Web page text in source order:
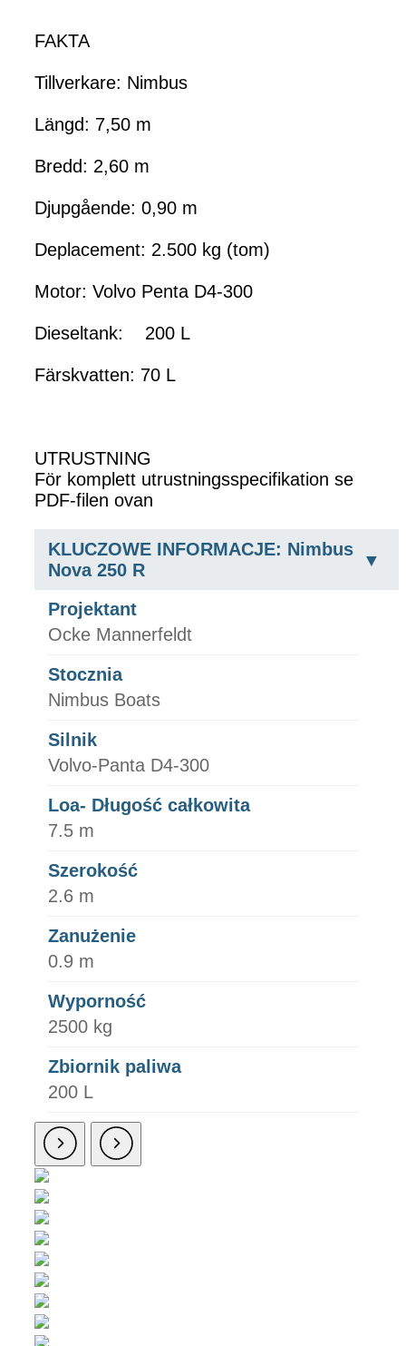
FAKTA
Tillverkare: Nimbus
Längd: 7,50 m
Bredd: 2,60 m
Djupgående: 0,90 m
Deplacement: 2.500 kg (tom)
Motor: Volvo Penta D4-300
Dieseltank: 200 L
Färskvatten: 70 L
UTRUSTNING
För komplett utrustningsspecifikation se
PDF-filen ovan
KLUCZOWE INFORMACJE: Nimbus
Nova 250 R
Projektant
Ocke Mannerfeldt
Stocznia
Nimbus Boats
Silnik
Volvo-Panta D4-300
Loa- Długość całkowita
7.5 m
Szerokość
2.6 m
Zanużenie
0.9 m
Wyporność
2500 kg
Zbiornik paliwa
200 L